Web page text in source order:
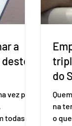
a
vez para
as
do
na
o